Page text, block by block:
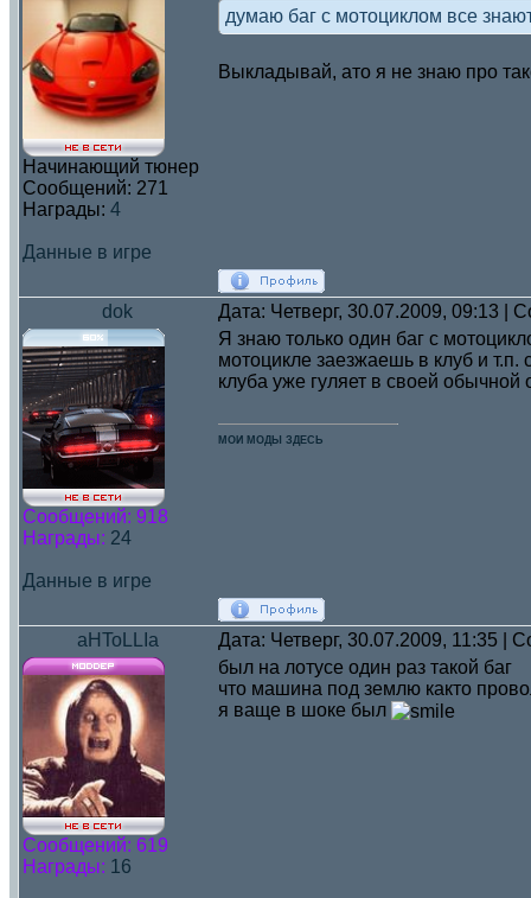
Начинающий тюнер
Сообщений: 271
Награды: 4
Данные в игре
думаю баг с мотоциклом все
Выкладывай, ато я не знаю про
dok Дата: Четверг, 30.07.2009, 09:13 |
Сообщений: 918
Награды: 24
Данные в игре
Я знаю только один баг с
мотоцикле заезжаешь в клуб и
клуба уже гуляет в своей обычной
МОИ МОДЫ ЗДЕСЬ
aHToLLIa Дата: Четверг, 30.07.2009, 11:35 |
Сообщений: 619
Награды: 16
был на лотусе один раз такой баг
что машина под землю както
я ваще в шоке был